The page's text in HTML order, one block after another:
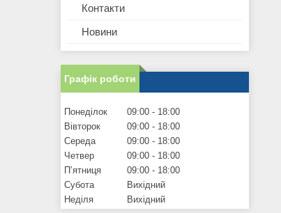
Контакти
Новини
Графік роботи
Понеділок 09:00
18:00
Вівторок
09:00
18:00
Середа
09:00
18:00
Четвер
09:00
18:00
Пʼятниця
09:00
18:00
Субота
Вихідний
Неділя
Вихідний